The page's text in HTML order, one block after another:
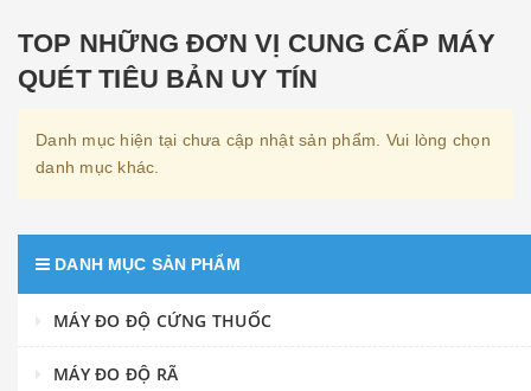
TOP NHỮNG ĐƠN VỊ CUNG CẤP MÁY
QUÉT TIÊU BẢN UY TÍN
Danh mục hiện tại chưa cập nhật sản phẩm. Vui lòng chọn
danh mục khác.
DANH MỤC SẢN PHẨM
MÁY ĐO ĐỘ CỨNG THUỐC
MÁY ĐO ĐỘ RÃ